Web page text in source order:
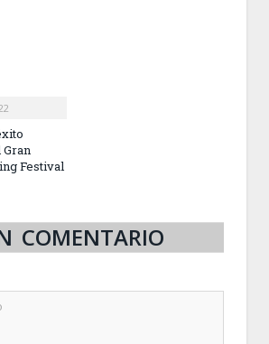
Gran
Festival
COMENTARIO